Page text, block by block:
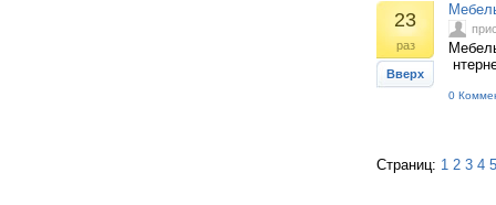
23
раз
Вверх
0
Страниц: 1 2 3 4 5